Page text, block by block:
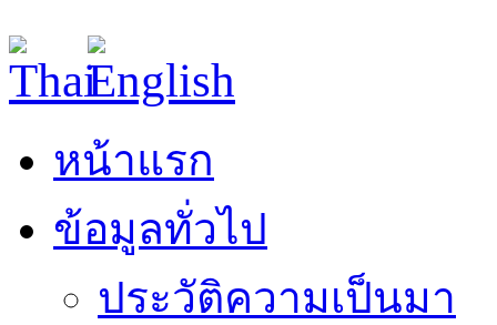
หน้าแรก
ข้อมูลทั่วไป
ประวัติความเป็นมา